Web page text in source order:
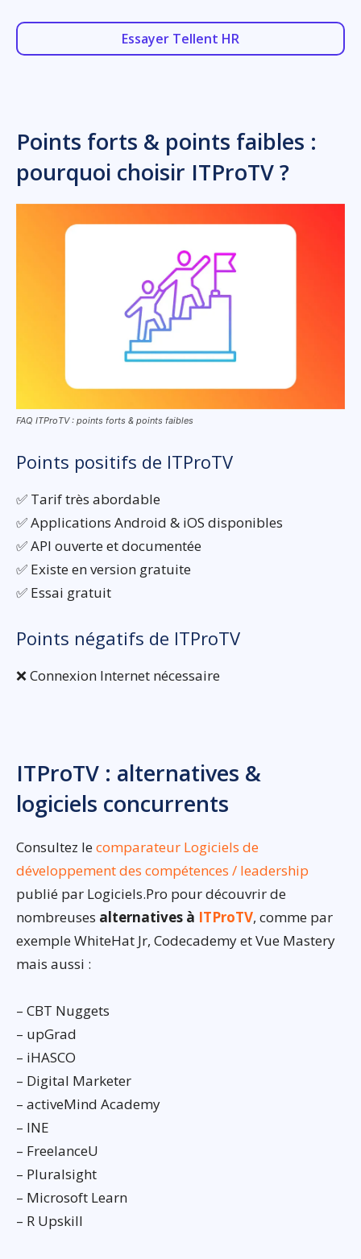
Essayer Tellent HR
Points forts & points faibles :
pourquoi choisir ITProTV ?
FAQ ITProTV : points forts & points faibles
Points positifs de ITProTV
✅ Tarif très abordable
✅ Applications Android & iOS disponibles
✅ API ouverte et documentée
✅ Existe en version gratuite
✅ Essai gratuit
Points négatifs de ITProTV
❌ Connexion Internet nécessaire
ITProTV : alternatives &
logiciels concurrents
Consultez lecomparateur Logiciels de
développement des compétences / leadership
publié par Logiciels.Pro pour découvrir de
nombreuses alternatives à ITProTV, comme par
exemple WhiteHat Jr, Codecademy et Vue Mastery
mais aussi :
– CBT Nuggets
– upGrad
– iHASCO
– Digital Marketer
– activeMind Academy
– INE
– FreelanceU
– Pluralsight
– Microsoft Learn
– R Upskill